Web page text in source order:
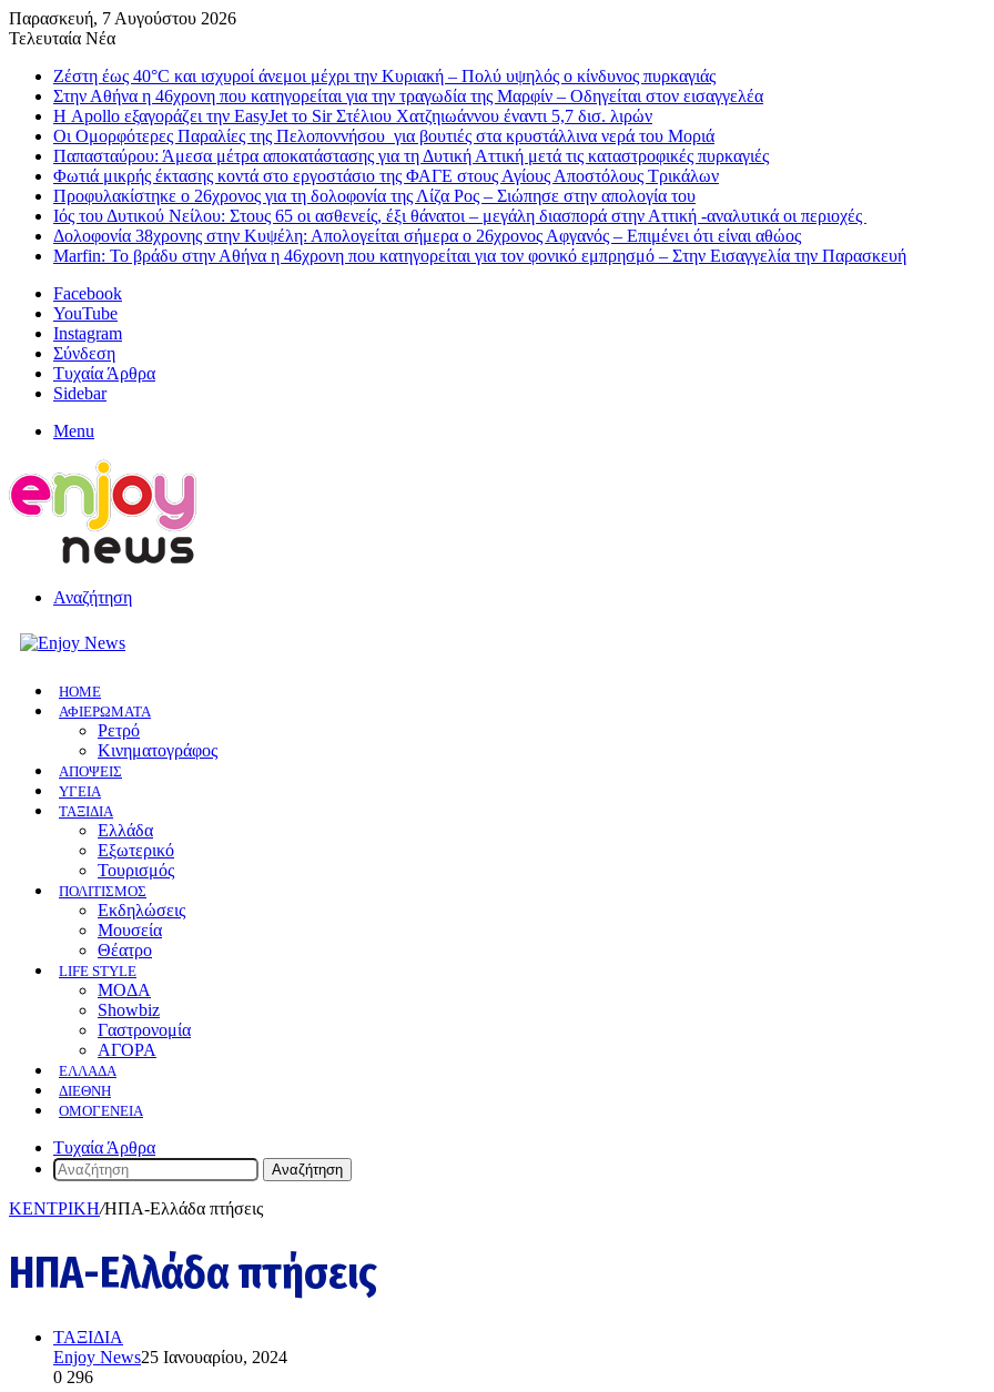
Παρασκευή, 7 Αυγούστου 2026
Τελευταία Νέα
Ζέστη έως 40°C και ισχυροί άνεμοι μέχρι την Κυριακή – Πολύ υψηλός ο κίνδυνος πυρκαγιάς
Στην Αθήνα η 46χρονη που κατηγορείται για την τραγωδία της Μαρφίν – Οδηγείται στον εισαγγελέα
Η Apollo εξαγοράζει την EasyJet το Sir Στέλιου Χατζηιωάννου έναντι 5,7 δισ. λιρών
Οι Ομορφότερες Παραλίες της Πελοποννήσου για βουτιές στα κρυστάλλινα νερά του Μοριά
Παπασταύρου: Άμεσα μέτρα αποκατάστασης για τη Δυτική Αττική μετά τις καταστροφικές πυρκαγιές
Φωτιά μικρής έκτασης κοντά στο εργοστάσιο της ΦΑΓΕ στους Αγίους Αποστόλους Τρικάλων
Προφυλακίστηκε ο 26χρονος για τη δολοφονία της Λίζα Ρος – Σιώπησε στην απολογία του
Ιός του Δυτικού Νείλου: Στους 65 οι ασθενείς, έξι θάνατοι – μεγάλη διασπορά στην Αττική -αναλυτικά οι περιοχές
Δολοφονία 38χρονης στην Κυψέλη: Απολογείται σήμερα ο 26χρονος Αφγανός – Επιμένει ότι είναι αθώος
Marfin: Το βράδυ στην Αθήνα η 46χρονη που κατηγορείται για τον φονικό εμπρησμό – Στην Εισαγγελία την Παρασκευή
Facebook
YouTube
Instagram
Σύνδεση
Τυχαία Άρθρα
Sidebar
Menu
Αναζήτηση
HOME
ΑΦΙΕΡΩΜΑΤΑ
Ρετρό
Κινηματογράφος
ΑΠΟΨΕΙΣ
ΥΓΕΙΑ
ΤΑΞΙΔΙΑ
Ελλάδα
Εξωτερικό
Τουρισμός
ΠΟΛΙΤΙΣΜΟΣ
Eκδηλώσεις
Mουσεία
Θέατρο
LIFE STYLE
ΜΟΔΑ
Showbiz
Γαστρονομία
ΑΓΟΡΑ
ΕΛΛΆΔΑ
ΔΙΕΘΝΉ
ΟΜΟΓΈΝΕΙΑ
Τυχαία Άρθρα
Αναζήτηση
ΚΕΝΤΡΙΚΗ/ΗΠΑ-Ελλάδα πτήσεις
ΗΠΑ-Ελλάδα πτήσεις
ΤΑΞΙΔΙΑ
Enjoy News25 Ιανουαρίου, 2024
0 296